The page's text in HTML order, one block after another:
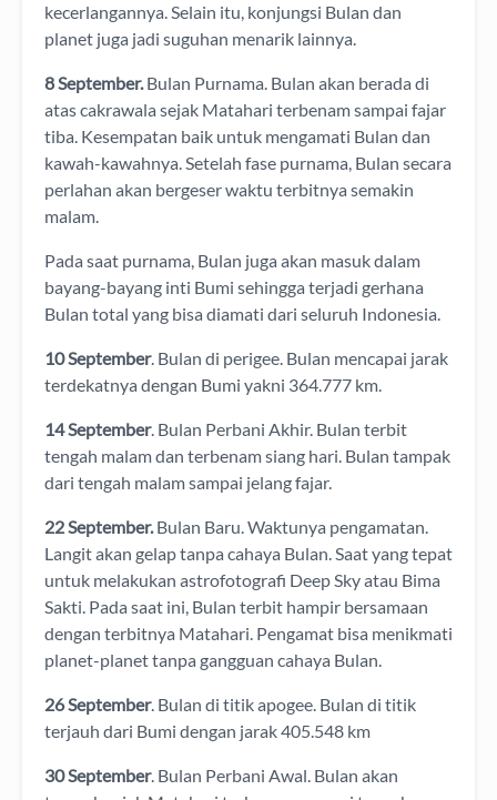
kecerlangannya. Selain itu, konjungsi Bulan dan
planet juga jadi suguhan menarik lainnya.
8 September.Bulan Purnama. Bulan akan berada di
atas cakrawala sejak Matahari terbenam sampai fajar
tiba. Kesempatan baik untuk mengamati Bulan dan
kawah-kawahnya. Setelah fase purnama, Bulan secara
perlahan akan bergeser waktu terbitnya semakin
malam.
Pada saat purnama, Bulan juga akan masuk dalam
bayang-bayang inti Bumi sehingga terjadi gerhana
Bulan total yang bisa diamati dari seluruh Indonesia.
10 September. Bulan di perigee. Bulan mencapai jarak
terdekatnya dengan Bumi yakni 364.777 km.
14 September. Bulan Perbani Akhir. Bulan terbit
tengah malam dan terbenam siang hari. Bulan tampak
dari tengah malam sampai jelang fajar.
22 September.Bulan Baru. Waktunya pengamatan.
Langit akan gelap tanpa cahaya Bulan. Saat yang tepat
untuk melakukan astrofotografi Deep Sky atau Bima
Sakti. Pada saat ini, Bulan terbit hampir bersamaan
dengan terbitnya Matahari. Pengamat bisa menikmati
planet-planet tanpa gangguan cahaya Bulan.
26 September. Bulan di titik apogee. Bulan di titik
terjauh dari Bumi dengan jarak 405.548 km
30 September. Bulan Perbani Awal. Bulan akan